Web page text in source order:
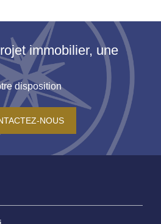
immobilier, une
disposition
NOUS